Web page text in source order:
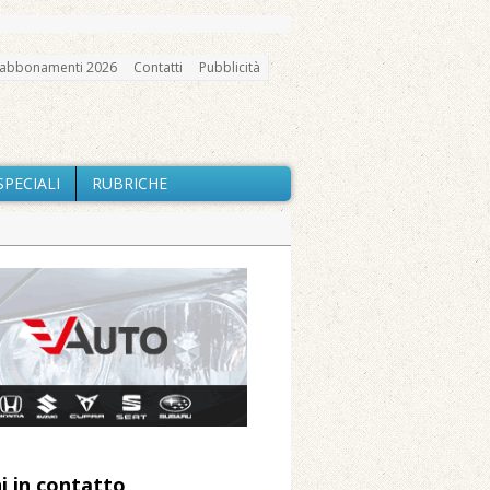
2026 Contatti Pubblicità
RUBRICHE
Marazzato
«Misura precauzionale e